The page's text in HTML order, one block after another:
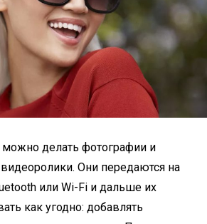
делать фотографии и
Они передаются на
или Wi-Fi и дальше их
как угодно: добавлять